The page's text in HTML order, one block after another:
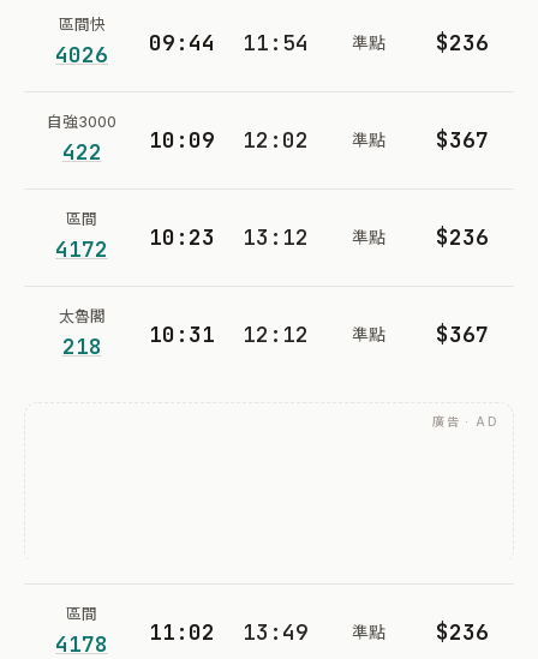
區間快
4026 09:44 11:54 準點 $236
自強3000
422 10:09 12:02 準點 $367
區間
4172 10:23 13:12 準點 $236
太魯閣
218 10:31 12:12 準點 $367
廣告 · AD
區間
4178 11:02 13:49 準點 $236